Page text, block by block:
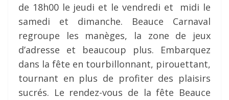
de 18h00 le jeudi et le vendredi et midi le
samedi et dimanche. Beauce Carnaval
regroupe les manèges, la zone de jeux
d’adresse et beaucoup plus. Embarquez
dans la fête en tourbillonnant, pirouettant,
tournant en plus de profiter des plaisirs
sucrés. Le rendez-vous de la fête Beauce